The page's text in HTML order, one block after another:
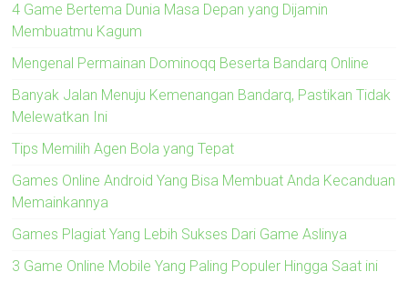
4 Game Bertema Dunia Masa Depan yang Dijamin
Membuatmu Kagum
Mengenal Permainan Dominoqq Beserta Bandarq Online
Banyak Jalan Menuju Kemenangan Bandarq, Pastikan Tidak
Melewatkan Ini
Tips Memilih Agen Bola yang Tepat
Games Online Android Yang Bisa Membuat Anda Kecanduan
Memainkannya
Games Plagiat Yang Lebih Sukses Dari Game Aslinya
3 Game Online Mobile Yang Paling Populer Hingga Saat ini